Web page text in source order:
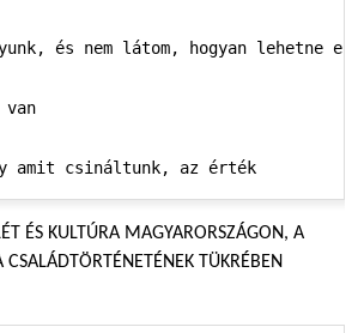
és nem látom, hogyan lehetne
ÉS KULTÚRA MAGYARORSZÁGON, A
CSALÁDTÖRTÉNETÉNEK TÜKRÉBEN